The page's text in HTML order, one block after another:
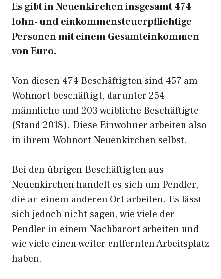
Es gibt in Neuenkirchen insgesamt 474
lohn- und einkommensteuerpflichtige
Personen mit einem Gesamteinkommen
von Euro.
Von diesen 474 Beschäftigten sind 457 am
Wohnort beschäftigt, darunter 254
männliche und 203 weibliche Beschäftigte
(Stand 2018). Diese Einwohner arbeiten also
in ihrem Wohnort Neuenkirchen selbst.
Bei den übrigen Beschäftigten aus
Neuenkirchen handelt es sich um Pendler,
die an einem anderen Ort arbeiten. Es lässt
sich jedoch nicht sagen, wie viele der
Pendler in einem Nachbarort arbeiten und
wie viele einen weiter entfernten Arbeitsplatz
haben.